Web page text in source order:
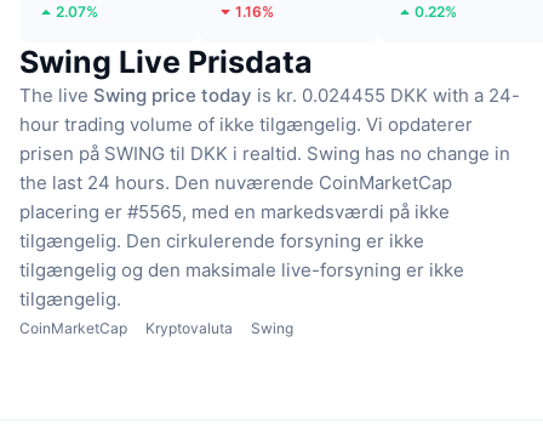
2.07% 1.16% 0.22%
Swing Live Prisdata
The live Swing price today is kr. 0.024455 DKK with a 24-
hour trading volume of ikke tilgængelig. Vi opdaterer
prisen på SWING til DKK i realtid. Swing has no change in
the last 24 hours. Den nuværende CoinMarketCap
placering er #5565, med en markedsværdi på ikke
tilgængelig. Den cirkulerende forsyning er ikke
tilgængelig og den maksimale live-forsyning er ikke
tilgængelig.
CoinMarketCap Kryptovaluta Swing